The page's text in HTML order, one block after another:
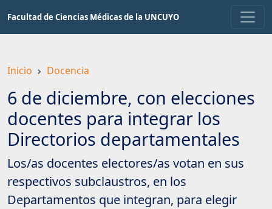
contenido
Facultad de Ciencias Médicas de la UNCUYO
Inicio Docencia
6 de diciembre, con elecciones
docentes para integrar los
Directorios departamentales
Los/as docentes electores/as votan en sus
respectivos subclaustros, en los
Departamentos que integran, para elegir